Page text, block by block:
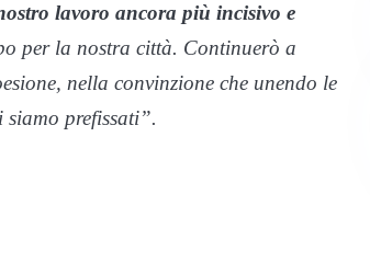
lavoro ancora più incisivo e
per la nostra città. Continuerò a
nella convinzione che unendo le
prefissati”.